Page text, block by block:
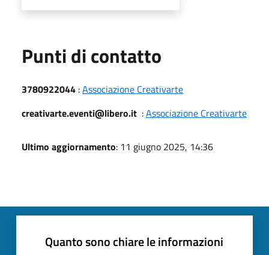
Punti di contatto
3780922044 :Associazione Creativarte
creativarte.eventi@libero.it :Associazione Creativarte
Ultimo aggiornamento: 11 giugno 2025, 14:36
Quanto sono chiare le informazioni